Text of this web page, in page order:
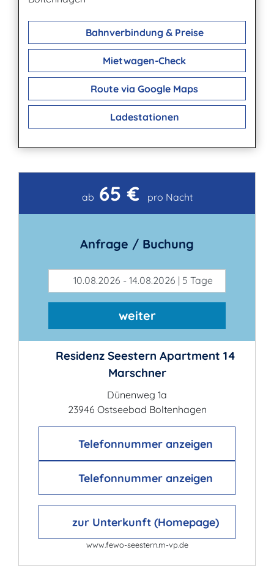
Bahnverbindung & Preise
Mietwagen-Check
Route via Google Maps
Ladestationen
Kontakt
ab 65 € pro Nacht
Anfrage / Buchung
10.08.2026 - 14.08.2026 | 5 Tage
weiter
Residenz Seestern Apartment 14
Marschner
Dünenweg 1a
23946 Ostseebad Boltenhagen
Telefonnummer anzeigen
Telefonnummer anzeigen
zur Unterkunft (Homepage)
www.fewo-seestern.m-vp.de